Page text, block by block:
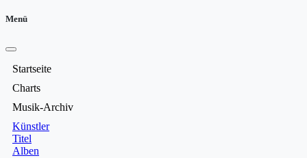
Menü
Startseite
Charts
Musik-Archiv
Künstler
Titel
Alben